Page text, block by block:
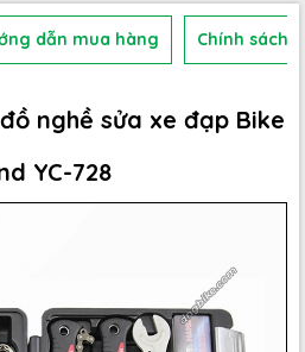
dẫn mua hàng Chính sách
nghề sửa xe đạp Bike
YC-728